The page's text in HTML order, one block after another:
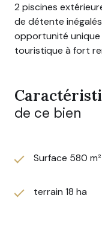
2 piscines
de détente
opportunité unique
touristique à fort
de ce bien
Surface 580 m²
terrain 18 ha